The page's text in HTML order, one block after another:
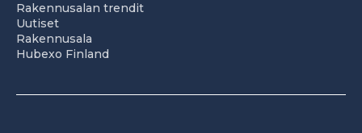
Rakennusalan trendit
Uutiset
Rakennusala
Hubexo Finland